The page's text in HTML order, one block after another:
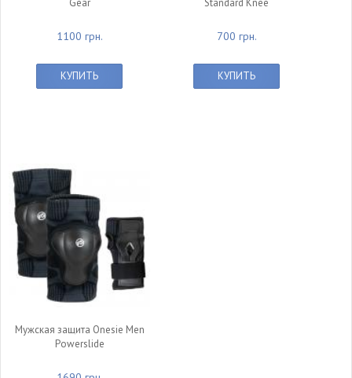
Gear
1100 грн.
КУПИТЬ
Standard Knee
700 грн.
КУПИТЬ
Мужская защита Onesie Men
Powerslide